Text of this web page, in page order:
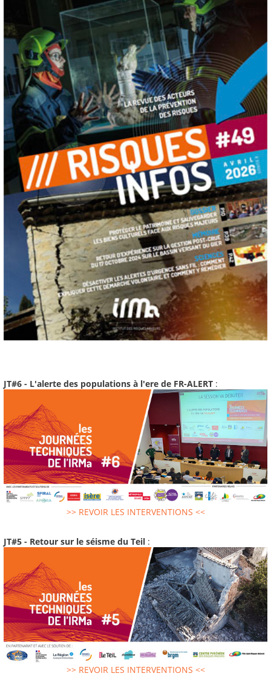
JT#6 - L'alerte des populations à l'ere de FR-ALERT :
>> REVOIR LES INTERVENTIONS <<
JT#5 - Retour sur le séisme du Teil :
>> REVOIR LES INTERVENTIONS <<